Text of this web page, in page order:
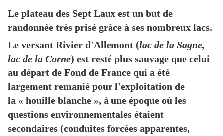
Le plateau des Sept Laux est un but de
randonnée très prisé grâce à ses nombreux lacs.
Le versant Rivier d'Allemont (lac de la Sagne,
lac de la Corne) est resté plus sauvage que celui
au départ de Fond de France qui a été
largement remanié pour l'exploitation de
la « houille blanche », à une époque où les
questions environnementales étaient
secondaires (conduites forcées apparentes,